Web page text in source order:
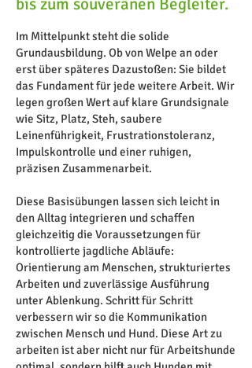
Im Mittelpunkt steht die solide
Grundausbildung. Ob von Welpe an oder
erst über späteres Dazustoßen: Sie bildet
das Fundament für jede weitere Arbeit. Wir
legen großen Wert auf klare Grundsignale
wie Sitz, Platz, Steh, saubere
Leinenführigkeit, Frustrationstoleranz,
Impulskontrolle und einer ruhigen,
präzisen Zusammenarbeit.
Diese Basisübungen lassen sich leicht in
den Alltag integrieren und schaffen
gleichzeitig die Voraussetzungen für
kontrollierte jagdliche Abläufe:
Orientierung am Menschen, strukturiertes
Arbeiten und zuverlässige Ausführung
unter Ablenkung. Schritt für Schritt
verbessern wir so die Kommunikation
zwischen Mensch und Hund. Diese Art zu
arbeiten ist aber nicht nur für Arbeitshunde